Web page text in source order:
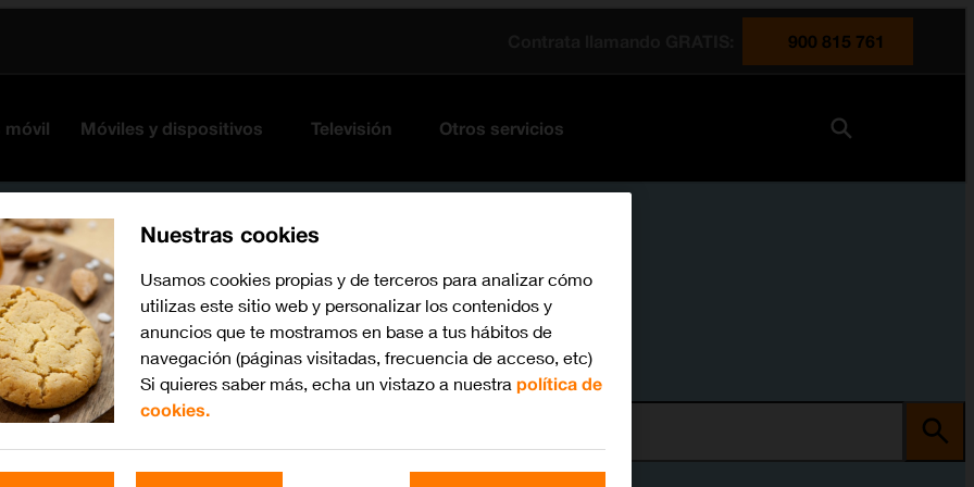
900 815 761
móvil Móviles y dispositivos Televisión Otros servicios
Nuestras cookies
Usamos cookies propias y de terceros para analizar cómo
utilizas este sitio web y personalizar los contenidos y
anuncios que te mostramos en base a tus hábitos de
navegación (páginas visitadas, frecuencia de acceso, etc)
Si quieres saber más, echa un vistazo a nuestra política de
cookies.